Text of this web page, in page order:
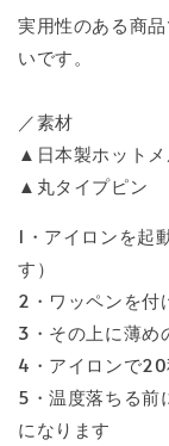
実用性のある商
いです。
／素材
▲日本製ホット
▲丸タイプピン
1・アイロンを起
す）
2・ワッペンを付
3・その上に薄め
4・アイロンで
5・温度落ちる前
になります